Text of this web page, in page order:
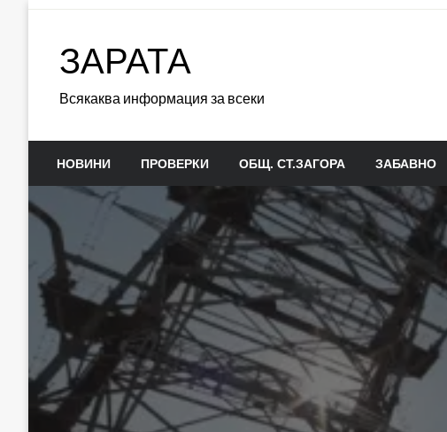
ЗАРАТА
Всякаква информация за всеки
НОВИНИ ПРОВЕРКИ ОБЩ. СТ.ЗАГОРА ЗАБАВНО